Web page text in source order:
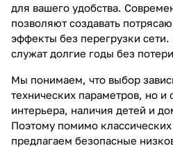
для вашего удобства.
позволяют создавать
эффекты без перегрузки
служат долгие годы без
Мы понимаем, что выбор
технических параметров, но и
интерьера, наличия детей и
Поэтому помимо
предлагаем безопасные